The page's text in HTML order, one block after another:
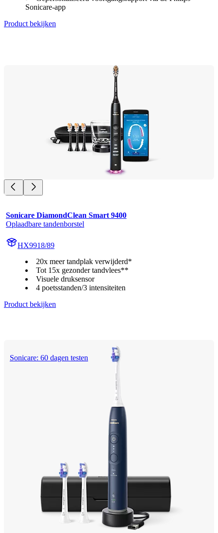
Sonicare-app
Product bekijken
Sonicare DiamondClean Smart 9400
Oplaadbare tandenborstel
HX9918/89
20x meer tandplak verwijderd*
Tot 15x gezonder tandvlees**
Visuele druksensor
4 poetsstanden/3 intensiteiten
Product bekijken
Sonicare: 60 dagen testen